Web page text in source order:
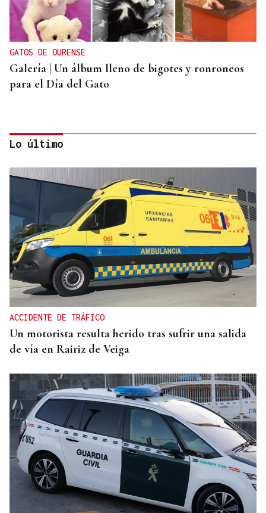
GATOS DE OURENSE
Galería | Un álbum lleno de bigotes y ronroneos
para el Día del Gato
PARA EL ARREGLO INTEGRAL
Oporto, el modelo a seguir para recuperar el
casco histórico de Ourense
Lo último
ACCIDENTE DE TRÁFICO
Un motorista resulta herido tras sufrir una salida
de vía en Rairiz de Veiga